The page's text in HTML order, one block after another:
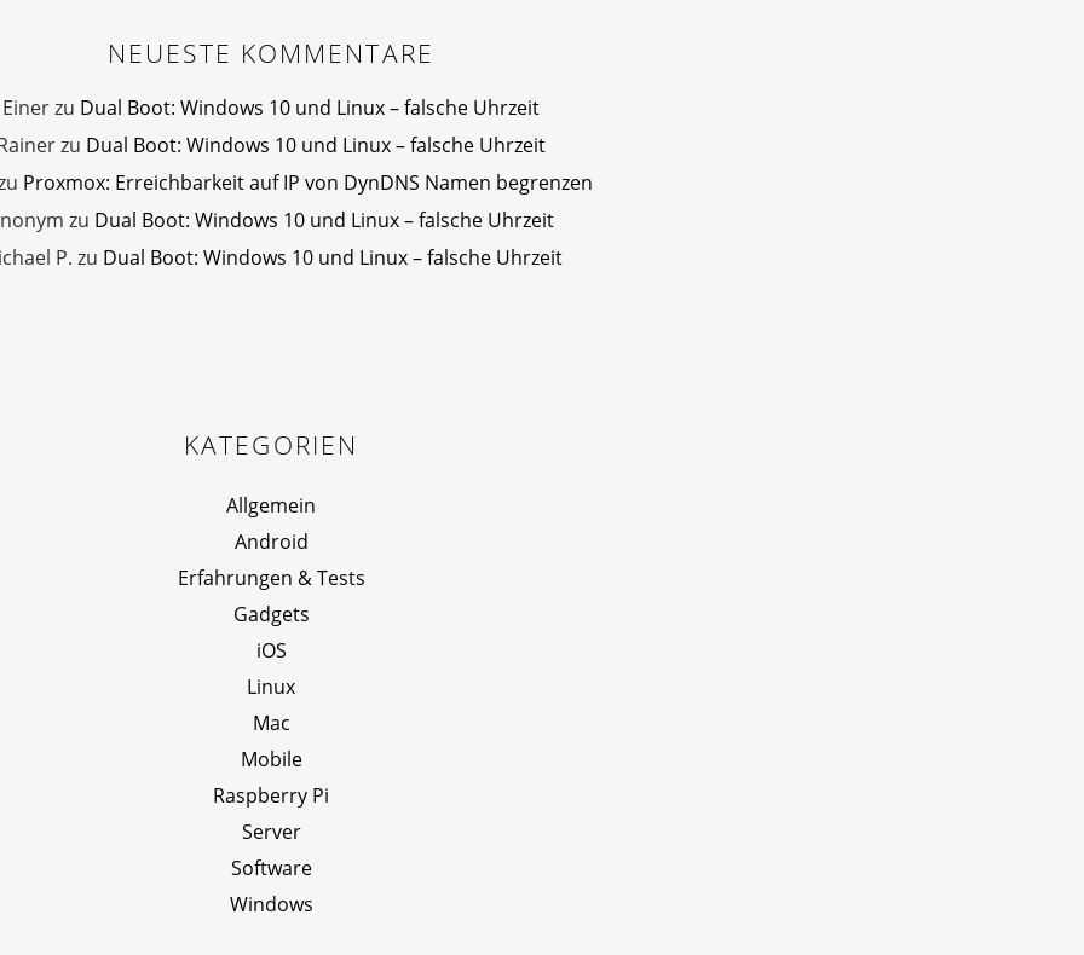
NEUESTE KOMMENTARE
Einerzu Dual Boot: Windows 10 und Linux – falsche Uhrzeit
zu Dual Boot: Windows 10 und Linux – falsche Uhrzeit
Proxmox: Erreichbarkeit auf IP von DynDNS Namen begrenzen
zu Dual Boot: Windows 10 und Linux – falsche Uhrzeit
P. zu Dual Boot: Windows 10 und Linux – falsche Uhrzeit
KATEGORIEN
Allgemein
Android
Erfahrungen & Tests
Gadgets
iOS
Linux
Mac
Mobile
Raspberry Pi
Server
Software
Windows